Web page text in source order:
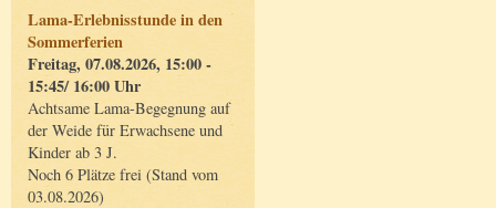
Lama-Erlebnisstunde in den
Sommerferien
Freitag, 07.08.2026, 15:00 -
15:45/ 16:00 Uhr
Achtsame Lama-Begegnung auf
der Weide für Erwachsene und
Kinder ab 3 J.
Noch 6 Plätze frei (Stand vom
03.08.2026)